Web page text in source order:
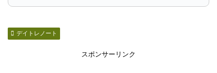
デイトレノート
スポンサーリンク